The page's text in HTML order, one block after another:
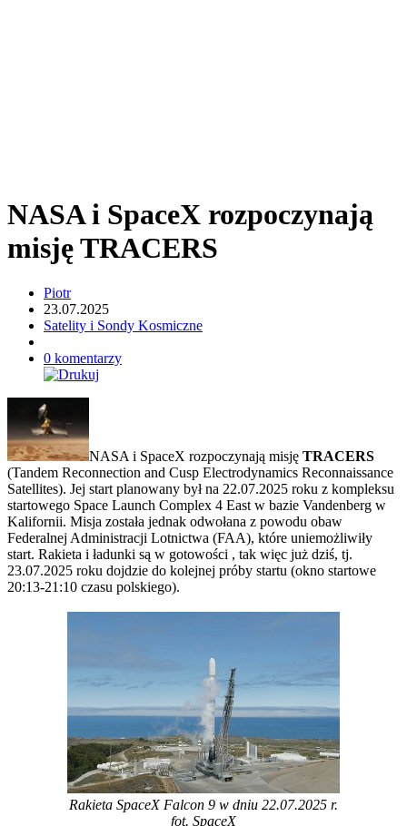
NASA i SpaceX rozpoczynają
misję TRACERS
Piotr
23.07.2025
Satelity i Sondy Kosmiczne
0 komentarzy
NASA i SpaceX rozpoczynają misję TRACERS
(Tandem Reconnection and Cusp Electrodynamics Reconnaissance
Satellites). Jej start planowany był na 22.07.2025 roku z kompleksu
startowego Space Launch Complex 4 East w bazie Vandenberg w
Kalifornii. Misja została jednak odwołana z powodu obaw
Federalnej Administracji Lotnictwa (FAA), które uniemożliwiły
start. Rakieta i ładunki są w gotowości , tak więc już dziś, tj.
23.07.2025 roku dojdzie do kolejnej próby startu (okno startowe
20:13-21:10 czasu polskiego).
Rakieta SpaceX Falcon 9 w dniu 22.07.2025 r.
fot. SpaceX